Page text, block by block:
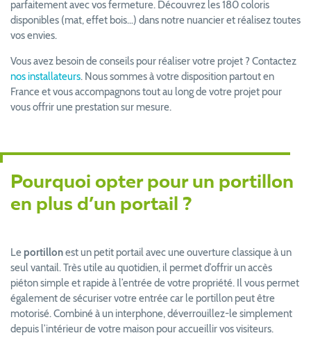
parfaitement avec vos fermeture. Découvrez les 180 coloris
disponibles (mat, effet bois…) dans notre nuancier et réalisez toutes
vos envies.
Vous avez besoin de conseils pour réaliser votre projet ? Contactez
nos installateurs. Nous sommes à votre disposition partout en
France et vous accompagnons tout au long de votre projet pour
vous offrir une prestation sur mesure.
Pourquoi opter pour un portillon
en plus d’un portail ?
Le portillonest un petit portail avec une ouverture classique à un
seul vantail. Très utile au quotidien, il permet d’offrir un accès
piéton simple et rapide à l’entrée de votre propriété. Il vous permet
également de sécuriser votre entrée car le portillon peut être
motorisé. Combiné à un interphone, déverrouillez-le simplement
depuis l’intérieur de votre maison pour accueillir vos visiteurs.